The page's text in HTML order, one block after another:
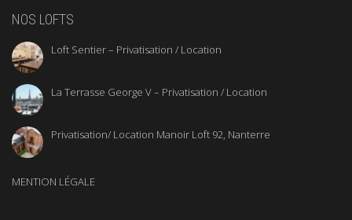
NOS LOFTS
Loft Sentier – Privatisation / Location
La Terrasse George V – Privatisation / Location
Privatisation/ Location Manoir Loft 92, Nanterre
MENTION LÉGALE